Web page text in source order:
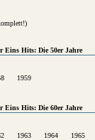
Eins Hits: Die 50er Jahre
1959
Eins Hits: Die 60er Jahre
1963 1964 1965